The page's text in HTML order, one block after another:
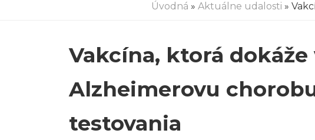
Úvodná » Aktuálne udalosti »
Vakcína, ktorá
Alzheimerovu
testovania